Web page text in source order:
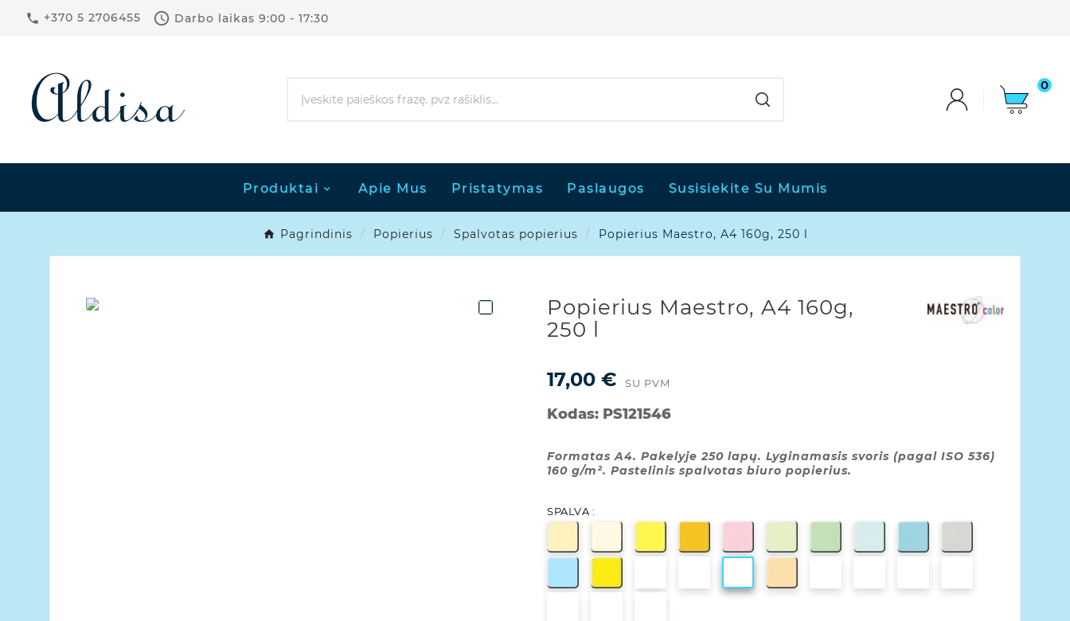
 +370 5 2706455  Darbo laikas 9:00 - 17:30
0
Produktai Apie Mus Pristatymas Paslaugos Susisiekite Su Mumis
Pagrindinis Popierius Spalvotas popierius Popierius Maestro, A4 160g, 250 l
Popierius Maestro, A4 160g,
250 l
17,00 € SU PVM
Kodas: PS121546
Formatas A4. Pakelyje 250 lapų. Lyginamasis svoris (pagal ISO 536)
160 g/m². Pastelinis spalvotas biuro popierius.
SPALVA :